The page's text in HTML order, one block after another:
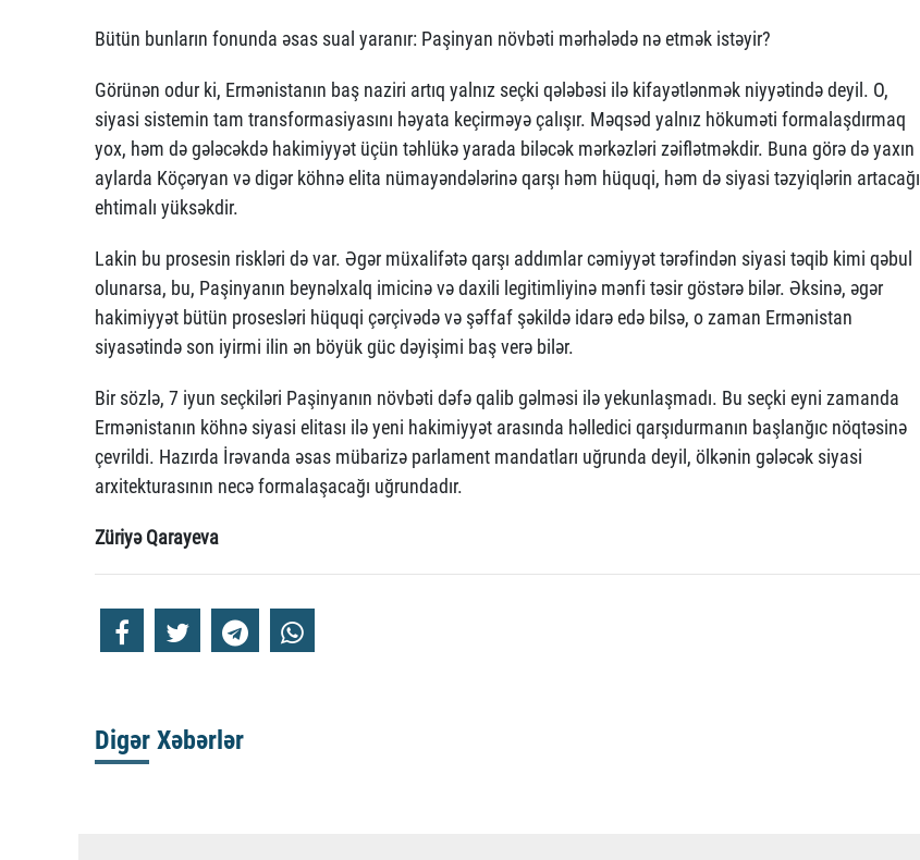
Bütün bunların fonunda əsas sual yaranır: Paşinyan növbəti mərhələdə nə etmək istəyir?
Görünən odur ki, Ermənistanın baş naziri artıq yalnız seçki qələbəsi ilə kifayətlənmək niyyətində deyil. O,
siyasi sistemin tam transformasiyasını həyata keçirməyə çalışır. Məqsəd yalnız hökuməti formalaşdırmaq
yox, həm də gələcəkdə hakimiyyət üçün təhlükə yarada biləcək mərkəzləri zəiflətməkdir. Buna görə də yaxın
aylarda Köçəryan və digər köhnə elita nümayəndələrinə qarşı həm hüquqi, həm də siyasi təzyiqlərin artacağı
ehtimalı yüksəkdir.
Lakin bu prosesin riskləri də var. Əgər müxalifətə qarşı addımlar cəmiyyət tərəfindən siyasi təqib kimi qəbul
olunarsa, bu, Paşinyanın beynəlxalq imicinə və daxili legitimliyinə mənfi təsir göstərə bilər. Əksinə, əgər
hakimiyyət bütün prosesləri hüquqi çərçivədə və şəffaf şəkildə idarə edə bilsə, o zaman Ermənistan
siyasətində son iyirmi ilin ən böyük güc dəyişimi baş verə bilər.
Bir sözlə, 7 iyun seçkiləri Paşinyanın növbəti dəfə qalib gəlməsi ilə yekunlaşmadı. Bu seçki eyni zamanda
Ermənistanın köhnə siyasi elitası ilə yeni hakimiyyət arasında həlledici qarşıdurmanın başlanğıc nöqtəsinə
çevrildi. Hazırda İrəvanda əsas mübarizə parlament mandatları uğrunda deyil, ölkənin gələcək siyasi
arxitekturasının necə formalaşacağı uğrundadır.
Züriyə Qarayeva
Digər Xəbərlər